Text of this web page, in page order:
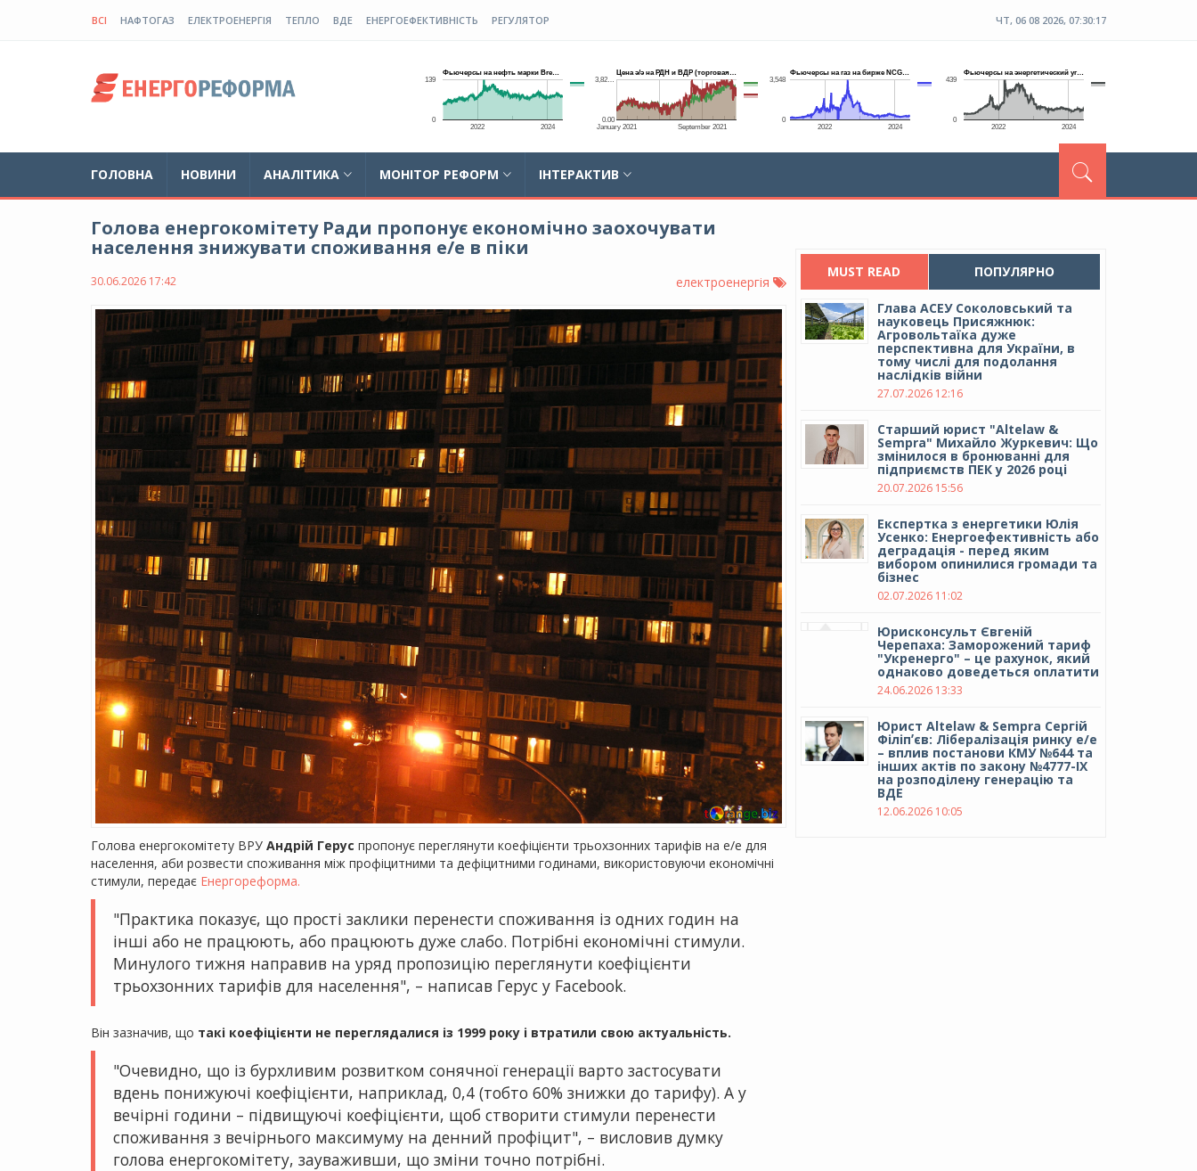
ВСІ НАФТОГАЗ ЕЛЕКТРОЕНЕРГІЯ ТЕПЛО ВДЕ ЕНЕРГОЕФЕКТИВНІСТЬ РЕГУЛЯТОР ЧТ, 06 08 2026, 07:30:18
ГОЛОВНА НОВИНИ АНАЛІТИКА МОНІТОР РЕФОРМ ІНТЕРАКТИВ
Голова енергокомітету Ради пропонує економічно заохочувати
населення знижувати споживання е/е в піки
30.06.2026 17:42 електроенергія
Голова енергокомітету ВРУ Андрій Герус пропонує переглянути коефіцієнти трьохзонних тарифів на е/е для
населення, аби розвести споживання між профіцитними та дефіцитними годинами, використовуючи економічні
стимули, передає Енергореформа.
"Практика показує, що прості заклики перенести споживання із одних годин на
інші або не працюють, або працюють дуже слабо. Потрібні економічні стимули.
Минулого тижня направив на уряд пропозицію переглянути коефіцієнти
трьохзонних тарифів для населення", – написав Герус у Facebook.
Він зазначив, що такі коефіцієнти не переглядалися із 1999 року і втратили свою актуальність.
"Очевидно, що із бурхливим розвитком сонячної генерації варто застосувати
вдень понижуючі коефіцієнти, наприклад, 0,4 (тобто 60% знижки до тарифу). А у
вечірні години – підвищуючі коефіцієнти, щоб створити стимули перенести
споживання з вечірнього максимуму на денний профіцит", – висловив думку
голова енергокомітету, зауваживши, що зміни точно потрібні.
MUST READ ПОПУЛЯРНО
Глава АСЕУ Соколовський та
науковець Присяжнюк:
Агровольтаїка дуже
перспективна для України, в
тому числі для подолання
наслідків війни
27.07.2026 12:16
Cтарший юрист "Altelaw &
Sempra" Михайло Журкевич: Що
змінилося в бронюванні для
підприємств ПЕК у 2026 році
20.07.2026 15:56
Експертка з енергетики Юлія
Усенко: Енергоефективність або
деградація - перед яким
вибором опинилися громади та
бізнес
02.07.2026 11:02
Юрисконсульт Євгеній
Черепаха: Заморожений тариф
"Укренерго" – це рахунок, який
однаково доведеться оплатити
24.06.2026 13:33
Юрист Altelaw & Sempra Сергій
Філіпʼєв: Лібералізація ринку е/е
– вплив постанови КМУ №644 та
інших актів по закону №4777-IX
на розподілену генерацію та
ВДЕ
12.06.2026 10:05